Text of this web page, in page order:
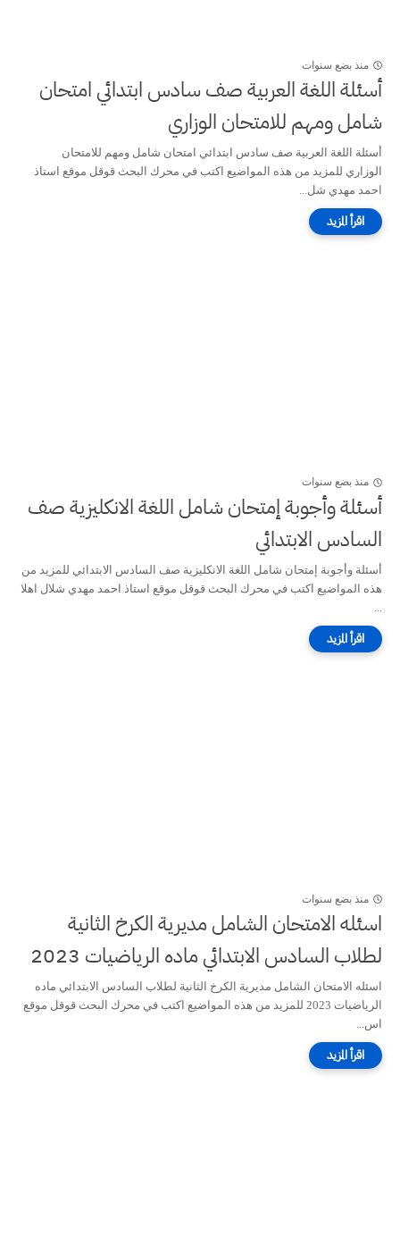
منذ بضع سنوات
أسئلة اللغة العربية صف سادس ابتدائي امتحان
شامل ومهم للامتحان الوزاري
أسئلة اللغة العربية صف سادس ابتدائي امتحان شامل ومهم للامتحان
الوزاري للمزيد من هذه المواضيع اكتب في محرك البحث قوقل موقع استاذ
احمد مهدي شل...
منذ بضع سنوات
أسئلة وأجوبة إمتحان شامل اللغة الانكليزية صف
السادس الابتدائي
أسئلة وأجوبة إمتحان شامل اللغة الانكليزية صف السادس الابتدائي للمزيد من
هذه المواضيع اكتب في محرك البحث قوقل موقع استاذ احمد مهدي شلال اهلا
منذ بضع سنوات
اسئله الامتحان الشامل مديرية الكرخ الثانية
لطلاب السادس الابتدائي ماده الرياضيات 2023
اسئله الامتحان الشامل مديرية الكرخ الثانية لطلاب السادس الابتدائي ماده
الرياضيات 2023 للمزيد من هذه المواضيع اكتب في محرك البحث قوقل موقع
اس...